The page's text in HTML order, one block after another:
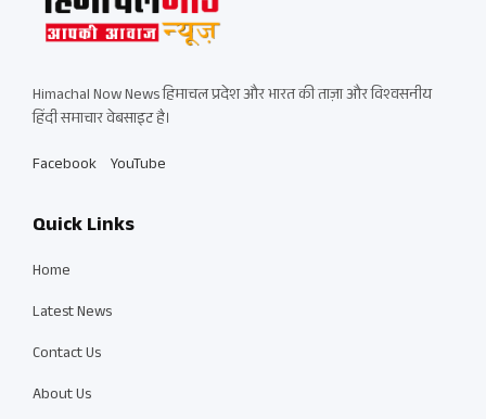
Himachal Now News हिमाचल प्रदेश और भारत की ताज़ा और विश्वसनीय
हिंदी समाचार वेबसाइट है।
Facebook YouTube
Quick Links
Home
Latest News
Contact Us
About Us